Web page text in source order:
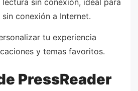
conexión a Internet.
tu experiencia
y temas favoritos.
PressReader